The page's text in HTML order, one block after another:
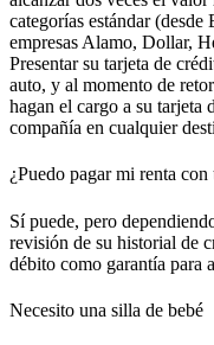
categorías estándar
empresas Alamo, Dollar,
Presentar su tarjeta de
auto, y al momento de
hagan el cargo a su tarjeta
compañía en cualquier
¿Puedo pagar mi renta
Sí puede, pero
revisión de su historial de
débito como garantía para
Necesito una silla de bebé